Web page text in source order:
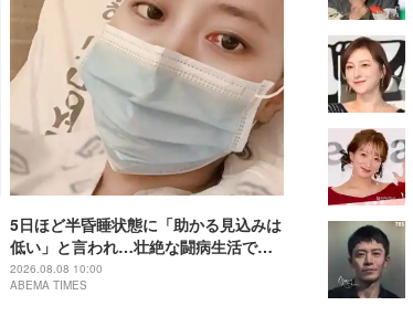
5日ほど半昏睡状態に「助かる見込みは
低い」と言われ…壮絶な闘病生活で奇
跡的に一命を取り留めた過去「今日が
最後だと思って全力で生きる」
2026.08.08 10:00
ABEMA TIMES